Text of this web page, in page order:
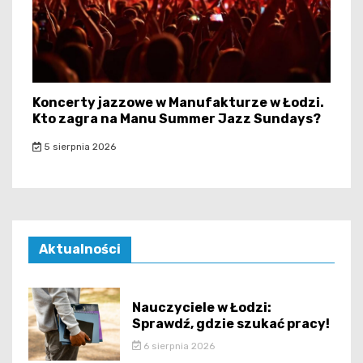
Koncerty jazzowe w Manufakturze w Łodzi.
Kto zagra na Manu Summer Jazz Sundays?
5 sierpnia 2026
Aktualności
Nauczyciele w Łodzi:
Sprawdź, gdzie szukać pracy!
6 sierpnia 2026